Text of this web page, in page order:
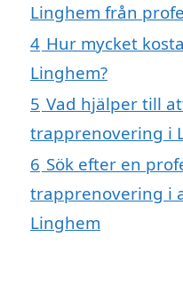
Linghem från
4 Hur mycket
Linghem?
5 Vad hjälper till
trapprenovering i
6 Sök efter en
trapprenovering i
Linghem